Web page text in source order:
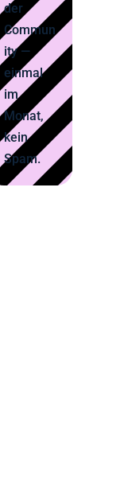
der
Commun
ity —
einmal
im
Monat,
kein
Spam.